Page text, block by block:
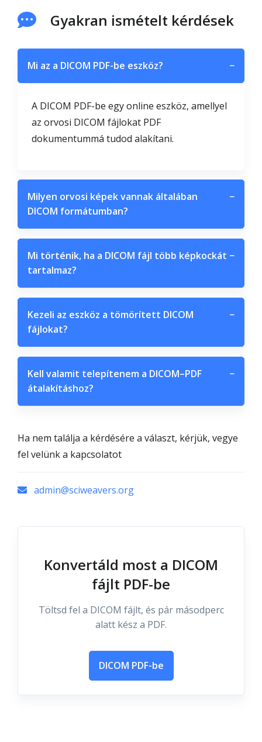
Gyakran ismételt kérdések
Mi az a DICOM PDF-be eszköz? −
A DICOM PDF-be egy online eszköz, amellyel
az orvosi DICOM fájlokat PDF
dokumentummá tudod alakítani.
Milyen orvosi képek vannak általában
DICOM formátumban?
−
Mi történik, ha a DICOM fájl több képkockát
tartalmaz?
−
Kezeli az eszköz a tömörített DICOM
fájlokat?
−
Kell valamit telepítenem a DICOM–PDF
átalakításhoz?
−
Ha nem találja a kérdésére a választ, kérjük, vegye
fel velünk a kapcsolatot
admin@sciweavers.org
Konvertáld most a DICOM
fájlt PDF-be
Töltsd fel a DICOM fájlt, és pár másodperc
alatt kész a PDF.
DICOM PDF-be